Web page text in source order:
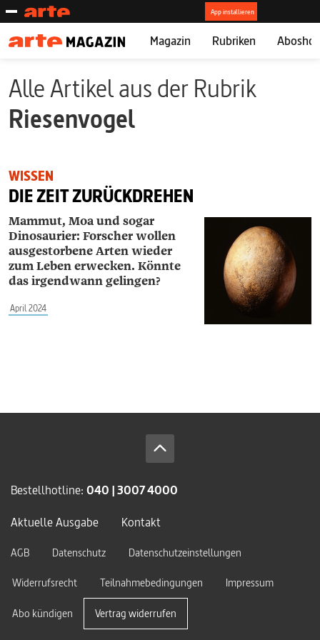
Magazin Rubriken
Alle Artikel aus der Rubrik
Riesenvogel
WISSEN
DIE ZEIT ZURÜCKDREHEN
Mammut, Moa und sogar
Dinosaurier: Forscher wollen
ausgestorbene Arten wieder
zum Leben erwecken. Könnte
das irgendwann gelingen?
April 2024
Bestellhotline: 040 | 3007 4000
Aktuelle Ausgabe
Kontakt
AGB Datenschutz
Datenschutzeinstellungen
Widerrufsrecht
Teilnahmebedingungen Impressum
Abo kündigen Vertrag widerrufen